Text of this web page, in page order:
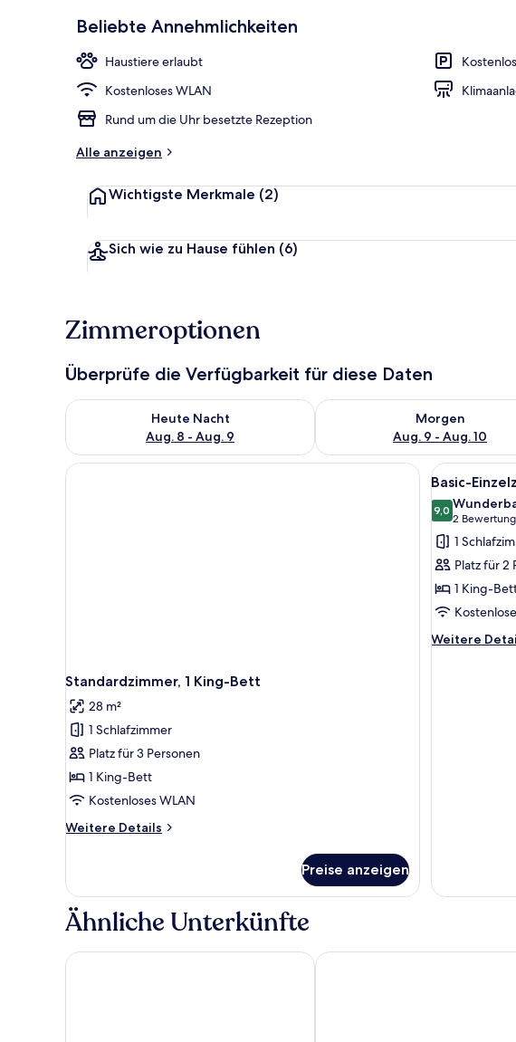
Beliebte Annehmlichkeiten
Haustiere erlaubt
Kostenloses WLAN
Rund um die Uhr besetzte Rezeption
Alle anzeigen
Wichtigste Merkmale (2)
Sich wie zu Hause fühlen (6)
Zimmeroptionen
Überprüfe die Verfügbarkeit für diese Daten
Heute Nacht
Aug. 8 - Aug. 9
Überprüfe die Verfügbarkeit für heute Nacht, Aug. 8 - Aug. 9.
Morgen
Aug. 9 - Aug. 10
Überprüfe die Verfügbarkeit
Standardzimmer, 1 King-Bett
28 m²
1 Schlafzimmer
Platz für 3 Personen
1 King-Bett
Kostenloses WLAN
Weitere Details
Weitere
1 King-
Bett
Preise anzeigen
Alle
Fotos
für
Basic-
anzeigen
4
Basic-
9,09,0 von 10
2
(2
1
Platz für 2
1 King-
Weitere
Weitere
Ähnliche Unterkünfte
Sleep Inn & Suites Elk City Route 66 Flamingo Inn